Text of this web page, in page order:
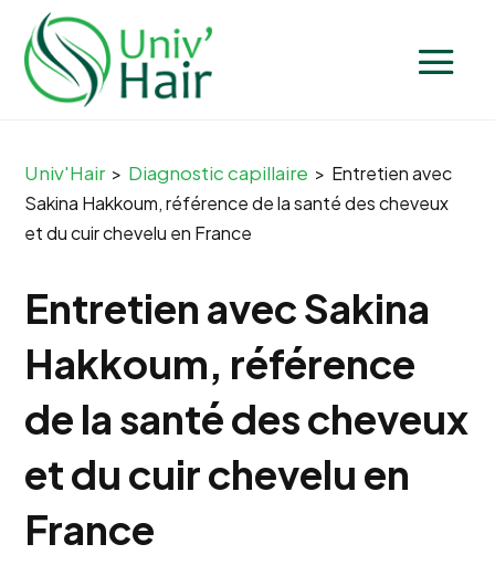
Univ'Hair > Diagnostic capillaire > Entretien avec
Sakina Hakkoum, référence de la santé des cheveux
et du cuir chevelu en France
Entretien avec Sakina
Hakkoum, référence
de la santé des cheveux
et du cuir chevelu en
France